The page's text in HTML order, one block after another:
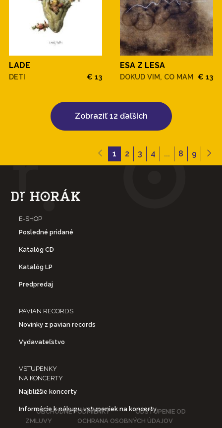
LADE
DETI € 13
ESA Z LESA
DOKUD VIM, CO MAM € 13
Zobraziť 12 ďaľších
1 2 3 4 ... 8 9
E-SHOP
Posledné pridané
Katalóg CD
Katalóg LP
Predpredaj
PAVIAN RECORDS
Novinky z pavian records
Vydavateľstvo
VSTUPENKY
NA KONCERTY
Najbližšie koncerty
Informácie k nákupu vstupeniek na koncerty
OBCHODNÉ PODMIENKY
ODSTÚPENIE OD
ZMLUVY
OCHRANA OSOBNÝCH ÚDAJOV